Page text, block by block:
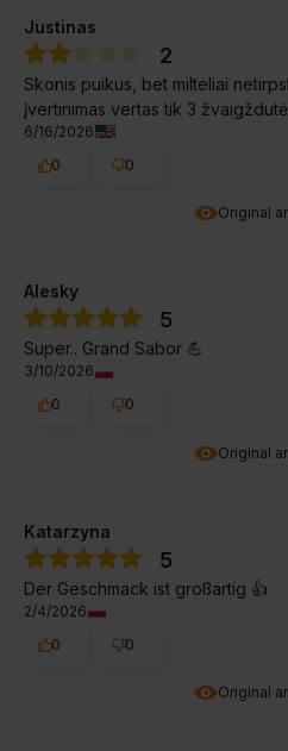
Original
Justinas
2
Skonis puikus, bet milteliai
įvertinimas vertas tik 3
6/16/2026
0
0
Original
Alesky
5
Super.. Grand Sabor 💪
3/10/2026
0
0
Original
Katarzyna
5
Der Geschmack ist großartig 👍️
2/4/2026
0
0